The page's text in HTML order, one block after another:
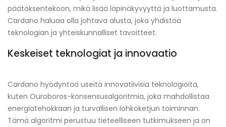
päätöksentekoon, mikä lisää läpinäkyvyyttä ja luottamusta.
Cardano haluaa olla johtava alusta, joka yhdistää
teknologian ja yhteiskunnalliset tavoitteet.
Keskeiset teknologiat ja innovaatio
Cardano hyödyntää useita innovatiivisia teknologioita,
kuten Ouroboros-konsensusalgoritmia, joka mahdollistaa
energiatehokkaan ja turvallisen lohkoketjun toiminnan.
Tämä algoritmi perustuu tieteelliseen tutkimukseen ja on